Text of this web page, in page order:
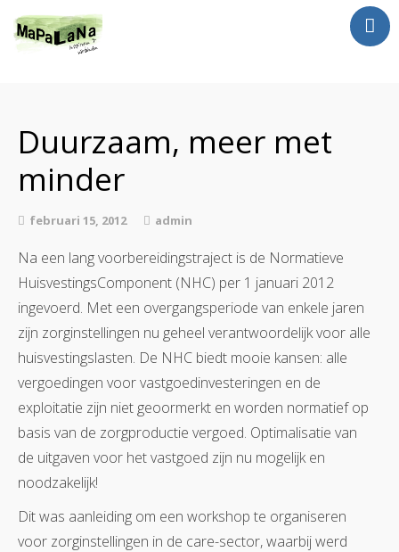
Netwerken en Partners
Opdrachten
Reizen
Contact
Duurzaam, meer met
minder
februari 15, 2012 admin
Na een lang voorbereidingstraject is de Normatieve
HuisvestingsComponent (NHC) per 1 januari 2012
ingevoerd. Met een overgangsperiode van enkele jaren
zijn zorginstellingen nu geheel verantwoordelijk voor alle
huisvestingslasten. De NHC biedt mooie kansen: alle
vergoedingen voor vastgoedinvesteringen en de
exploitatie zijn niet geoormerkt en worden normatief op
basis van de zorgproductie vergoed. Optimalisatie van
de uitgaven voor het vastgoed zijn nu mogelijk en
noodzakelijk!
Dit was aanleiding om een workshop te organiseren
voor zorginstellingen in de care-sector, waarbij werd